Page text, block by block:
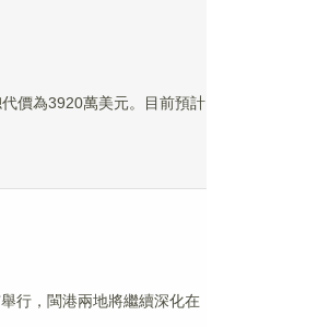
價為3920萬美元。目前預計
行，閩港兩地將繼續深化在